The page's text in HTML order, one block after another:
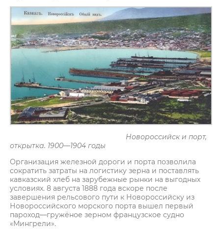
Новороссийск и порт,
открытка. 1900—1904 годы
Организация железной дороги и порта позволила
сократить затраты на логистику зерна и поставлять
кавказский хлеб на зарубежные рынки на выгодных
условиях. 8 августа 1888 года вскоре после
завершения рельсового пути к Новороссийску из
Новороссийского морского порта вышел первый
пароход—гружёное зерном французское судно
«Мингрели».